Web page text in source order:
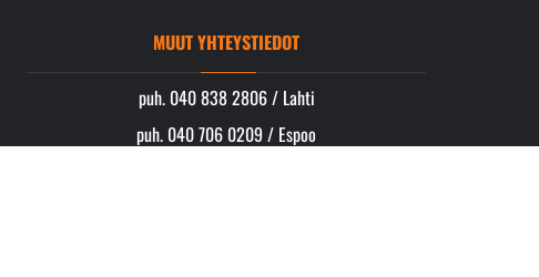
MUUT YHTEYSTIEDOT
puh. 040 838 2806 / Lahti
puh. 040 706 0209 / Espoo